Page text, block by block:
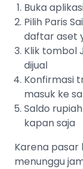
Buka
Pilih Paris
daftar aset
Klik tombol
dijual
Konfirmasi
masuk ke
Saldo
kapan saja
Karena
menunggu